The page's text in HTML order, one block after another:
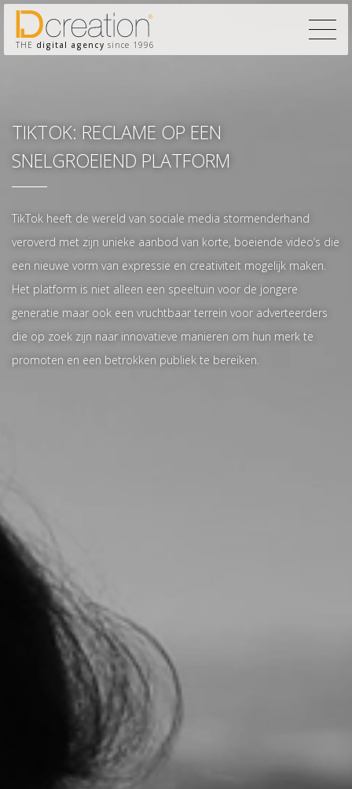
THE digital agency since 1996
TIKTOK: RECLAME OP EEN
SNELGROEIEND PLATFORM
TikTok heeft de wereld van sociale media stormenderhand
veroverd met zijn unieke aanbod van korte, boeiende video’s die
een nieuwe vorm van expressie en creativiteit mogelijk maken.
Het platform is niet alleen een speeltuin voor de jongere
generatie maar ook een vruchtbaar terrein voor adverteerders
die op zoek zijn naar innovatieve manieren om hun merk te
promoten en een betrokken publiek te bereiken.